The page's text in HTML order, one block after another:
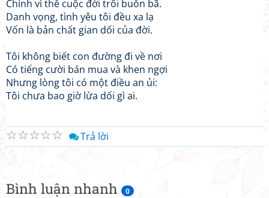
Bình luận nhanh 0
Chính vì thế cuộc đời trôi buồn bã.
Danh vọng, tình yêu tôi đều xa lạ
Vốn là bản chất gian dối của đời.
Tôi không biết con đường đi về nơi
Có tiếng cười bán mua và khen ngợi
Nhưng lòng tôi có một điều an ủi:
Tôi chưa bao giờ lừa dối gì ai.
☆
☆
☆
☆
☆ Trả lời